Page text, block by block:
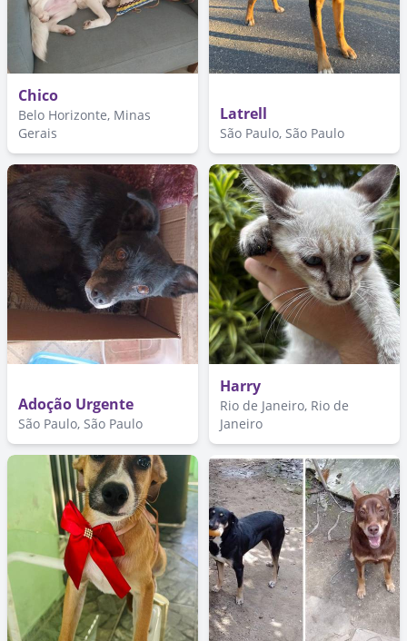
Chico
Belo Horizonte, Minas
Gerais
Latrell
São Paulo, São Paulo
Adoção Urgente
São Paulo, São Paulo
Harry
Rio de Janeiro, Rio de
Janeiro